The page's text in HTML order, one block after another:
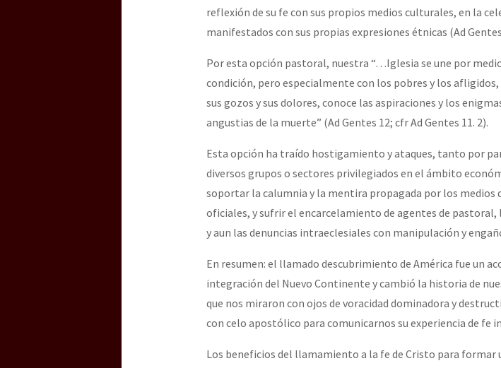
reflexión de su fe con sus propios medios culturales, en la
manifestados con sus propias expresiones étnicas (Ad
Por esta opción pastoral, nuestra “…Iglesia se une por
condición, pero especialmente con los pobres y los
sus gozos y sus dolores, conoce las aspiraciones y los
angustias de la muerte” (Ad Gentes 12; cfr Ad Gentes 11. 2).
Esta opción ha traído hostigamiento y ataques, tanto por
diversos grupos o sectores privilegiados en el ámbito
soportar la calumnia y la mentira propagada por los medios
oficiales, y sufrir el encarcelamiento de agentes de
y aun las denuncias intraeclesiales con manipulación y
En resumen: el llamado descubrimiento de América fue un
integración del Nuevo Continente y cambió la historia de
que nos miraron con ojos de voracidad dominadora y
con celo apostólico para comunicarnos su experiencia de fe
Los beneficios del llamamiento a la fe de Cristo para formar